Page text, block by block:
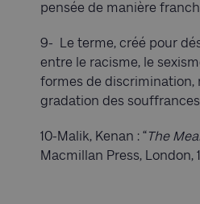
pensée de manière
9- Le terme, créé pour
entre le racisme, le
formes de discrimination,
gradation des
10-Malik, Kenan : “The
Macmillan Press, London,